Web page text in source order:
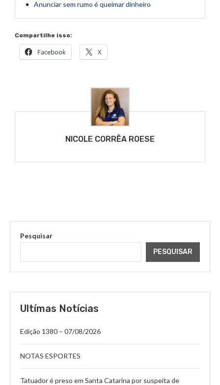
Anunciar sem rumo é queimar dinheiro
Compartilhe isso:
Facebook X
NICOLE CORRÊA ROESE
Pesquisar
PESQUISAR
Ultímas Notícias
Edição 1380 – 07/08/2026
NOTAS ESPORTES
Tatuador é preso em Santa Catarina por suspeita de